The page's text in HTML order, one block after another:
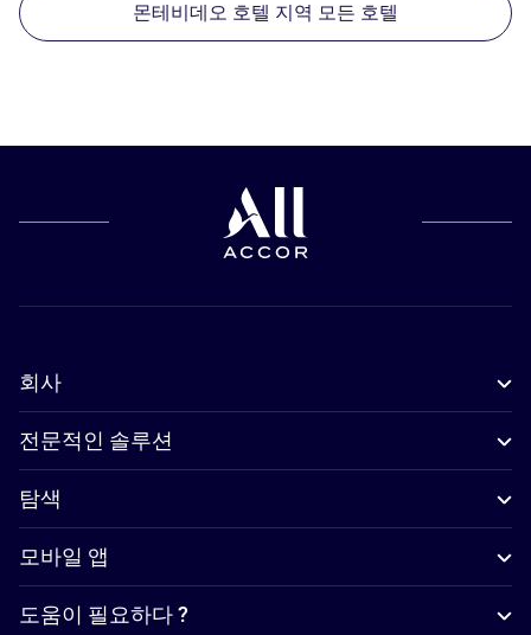
몬테비데오 호텔 지역 모든 호텔
회사
전문적인 솔루션
탐색
모바일 앱
도움이 필요하다 ?